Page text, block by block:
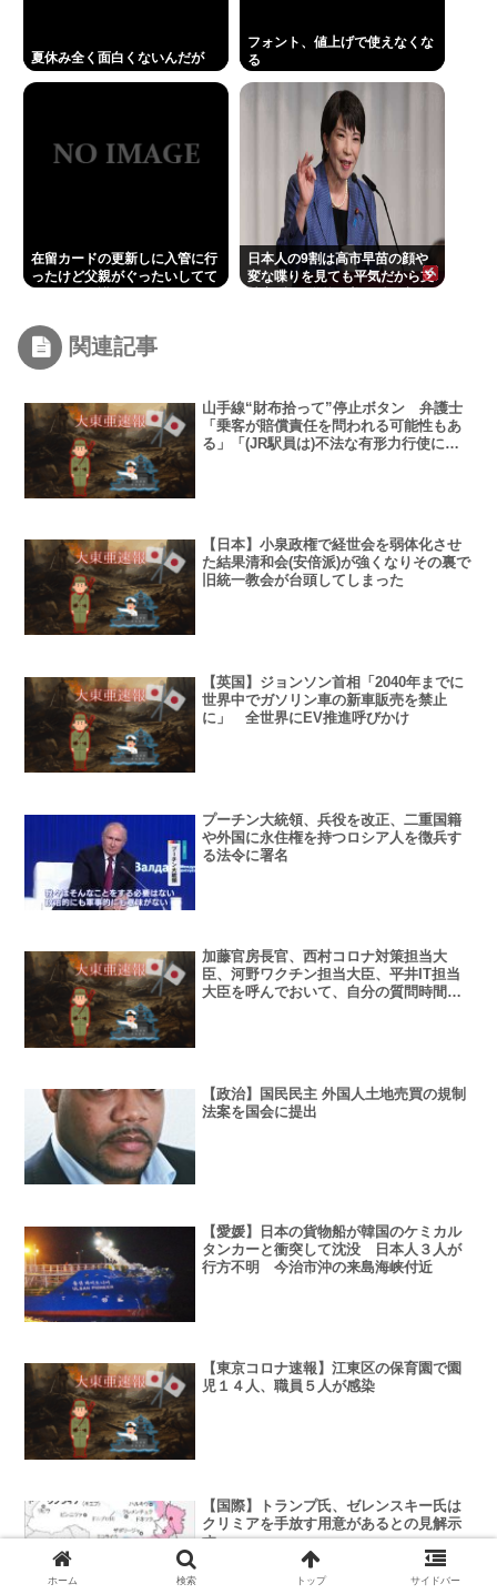
夏休み全く面白くないんだが
フォント、値上げで使えなくな
る
在留カードの更新しに入管に行
ったけど父親がぐったいしてて
日本人の9割は高市早苗の顔や
変な喋りを見ても平気だから支
関連記事
山手線“財布拾って”停止ボタン 弁護士
「乗客が賠償責任を問われる可能性もあ
る」「(JR駅員は)不法な有形力行使に該
【日本】小泉政権で経世会を弱体化させ
た結果清和会(安倍派)が強くなりその裏で
旧統一教会が台頭してしまった
【英国】ジョンソン首相「2040年までに
世界中でガソリン車の新車販売を禁止
に」 全世界にEV推進呼びかけ
プーチン大統領、兵役を改正、二重国籍
や外国に永住権を持つロシア人を徴兵す
る法令に署名
加藤官房長官、西村コロナ対策担当大
臣、河野ワクチン担当大臣、平井IT担当
大臣を呼んでおいて、自分の質問時間を
【政治】国民民主 外国人土地売買の規制
法案を国会に提出
【愛媛】日本の貨物船が韓国のケミカル
タンカーと衝突して沈没 日本人３人が
行方不明 今治市沖の来島海峡付近
【東京コロナ速報】江東区の保育園で園
児１４人、職員５人が感染
【国際】トランプ氏、ゼレンスキー氏は
クリミアを手放す用意があるとの見解示
す
ホーム 検索 トップ サイドバー